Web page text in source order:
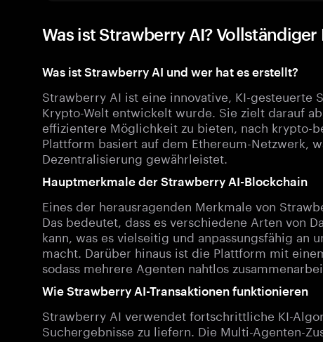
Was ist Strawberry AI? Vollständiger
Was ist Strawberry AI und wer hat es erstellt?
Strawberry AI ist eine innovative, KI-gesteuerte
Krypto-Welt entwickelt wurde. Sie zielt darauf
effizientere Möglichkeit zu bieten, nach krypto-
Plattform basiert auf dem Ethereum-Netzwerk,
Dezentralisierung gewährleistet.
Hauptmerkmale der Strawberry AI-Blockchain
Eines der herausragenden Merkmale von
Das bedeutet, dass es verschiedene Arten von
kann, was es vielseitig und anpassungsfähig an
macht. Darüber hinaus ist die Plattform mit
sodass mehrere Agenten nahtlos
Wie Strawberry AI-Transaktionen funktionieren
Strawberry AI verwendet fortschrittliche KI-
Suchergebnisse zu liefern. Die Multi-Agenten-